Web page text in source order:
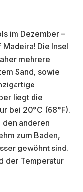
im Dezember –
Die Insel
mehrere
Sand, sowie
liegt die
bei 20°C (68°F).
den anderen
zum Baden,
gewöhnt sind.
der Temperatur